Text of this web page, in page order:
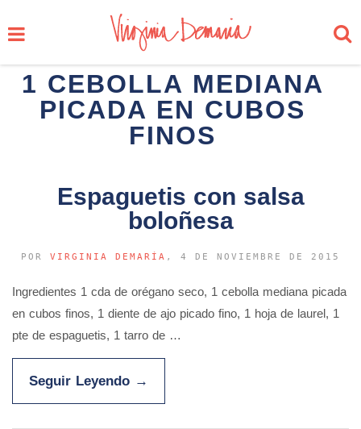
1 CEBOLLA MEDIANA
PICADA EN CUBOS
FINOS
Espaguetis con salsa
boloñesa
POR VIRGINIA DEMARÍA , 4 DE NOVIEMBRE DE 2015
Ingredientes 1 cda de orégano seco, 1 cebolla mediana picada
en cubos finos, 1 diente de ajo picado fino, 1 hoja de laurel, 1
pte de espaguetis, 1 tarro de …
Seguir Leyendo →